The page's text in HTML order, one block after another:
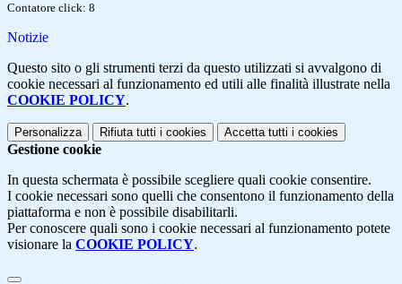
Contatore click: 8
Notizie
Questo sito o gli strumenti terzi da questo utilizzati si avvalgono di
cookie necessari al funzionamento ed utili alle finalità illustrate nella
COOKIE POLICY.
Personalizza Rifiuta tutti i cookies Accetta tutti i cookies
Gestione cookie
In questa schermata è possibile scegliere quali cookie consentire.
I cookie necessari sono quelli che consentono il funzionamento della
piattaforma e non è possibile disabilitarli.
Per conoscere quali sono i cookie necessari al funzionamento potete
visionare la COOKIE POLICY.